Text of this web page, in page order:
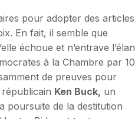
pour adopter des articles
En fait, il semble que
échoue et n’entrave l’élan
à la Chambre par 10
de preuves pour
Ken Buck, un
poursuite de la destitution